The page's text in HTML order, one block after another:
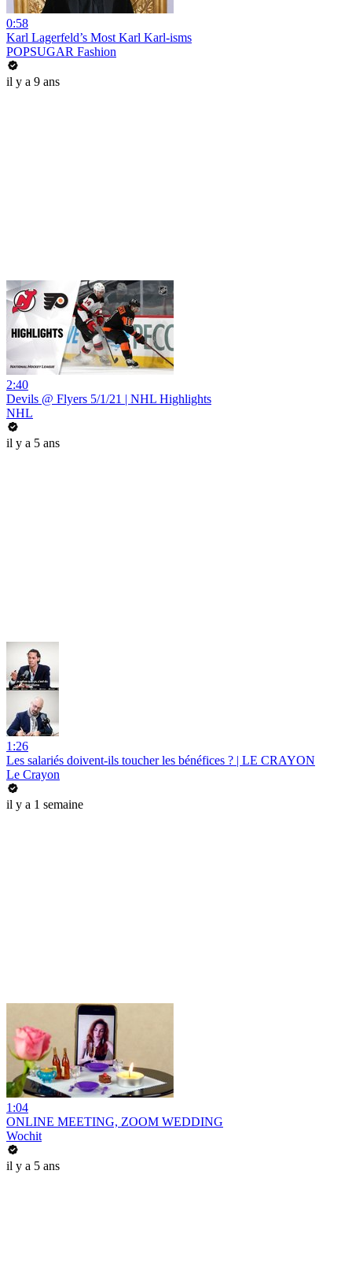
0:58
Karl Lagerfeld’s Most Karl Karl-isms
POPSUGAR Fashion
il y a 9 ans
2:40
Devils @ Flyers 5/1/21 | NHL Highlights
NHL
il y a 5 ans
1:26
Les salariés doivent-ils toucher les bénéfices ? | LE CRAYON
Le Crayon
il y a 1 semaine
1:04
ONLINE MEETING, ZOOM WEDDING
Wochit
il y a 5 ans